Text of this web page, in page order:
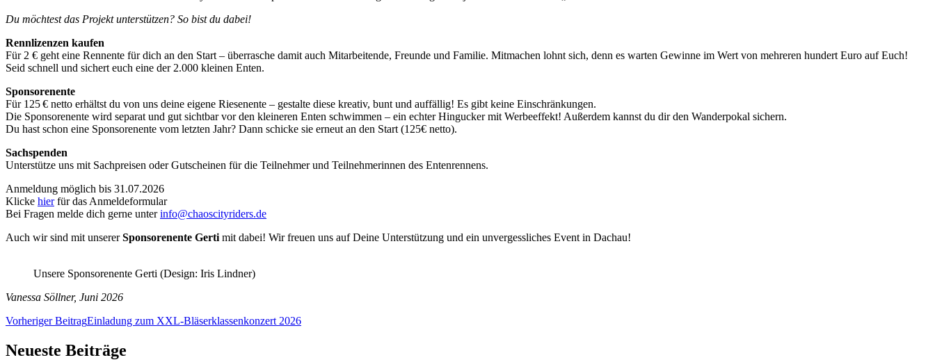
Du möchtest das Projekt unterstützen? So bist du dabei!
Rennlizenzen kaufen
Für 2 € geht eine Rennente für dich an den Start – überrasche damit auch Mitarbeitende, Freunde und Familie. Mitmachen lohnt sich, denn es warten Gewinne im Wert von mehreren hundert Euro auf Euch!
Seid schnell und sichert euch eine der 2.000 kleinen Enten.
Sponsorenente
Für 125 € netto erhältst du von uns deine eigene Riesenente – gestalte diese kreativ, bunt und auffällig! Es gibt keine Einschränkungen.
Die Sponsorenente wird separat und gut sichtbar vor den kleineren Enten schwimmen – ein echter Hingucker mit Werbeeffekt! Außerdem kannst du dir den Wanderpokal sichern.
Du hast schon eine Sponsorenente vom letzten Jahr? Dann schicke sie erneut an den Start (125€ netto).
Sachspenden
Unterstütze uns mit Sachpreisen oder Gutscheinen für die Teilnehmer und Teilnehmerinnen des Entenrennens.
Anmeldung möglich bis 31.07.2026
Klicke hierfür das Anmeldeformular
Bei Fragen melde dich gerne unterinfo@chaoscityriders.de
Auch wir sind mit unsererSponsorenente Gerti mit dabei! Wir freuen uns auf Deine Unterstützung und ein unvergessliches Event in Dachau!
Unsere Sponsorenente Gerti (Design: Iris Lindner)
Vanessa Söllner, Juni 2026
Beitragsnavigation
Vorheriger BeitragEinladung zum XXL-Bläserklassenkonzert 2026
Neueste Beiträge